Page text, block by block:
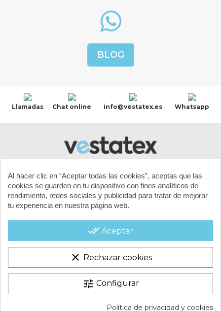
BLOG
Llamadas Chat online info@vestatex.es Whatsapp
CONTACTA CON NOSOTROS
CONDICIONES COMERCIALES
Aviso legal |
Términos y condiciones |
Al hacer clic en “Aceptar todas las cookies”, aceptas que las
cookies se guarden en tu dispositivo con fines analíticos de
rendimiento, redes sociales y publicidad para tratar de mejorar
tu experiencia en nuestra página web.
done_all Aceptar
clear Rechazar cookies
tune Configurar
Política de privacidad y cookies